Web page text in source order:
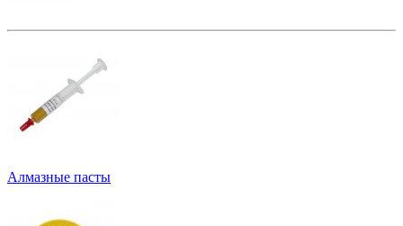
Алмазные пасты